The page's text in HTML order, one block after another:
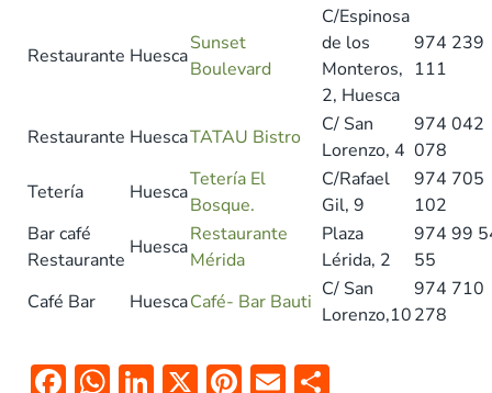
Restaurante Huesca
Sunset
Boulevard
C/Espinosa
de los
Monteros,
2, Huesca
974 239
111
Restaurante HuescaTATAU Bistro
C/ San
Lorenzo, 4
974 042
078
Tetería
Huesca
Tetería El
Bosque.
C/Rafael
Gil, 9
974 705
102
Bar café
Restaurante
Huesca
Restaurante
Mérida
Plaza
Lérida, 2
974 99
55
Café Bar
HuescaCafé- Bar Bauti
C/ San
Lorenzo,10
974 710
278
F W Li X Pi E